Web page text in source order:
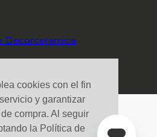
cookies con el fin
y garantizar
compra. Al seguir
la Política de
pago y sitio seguro